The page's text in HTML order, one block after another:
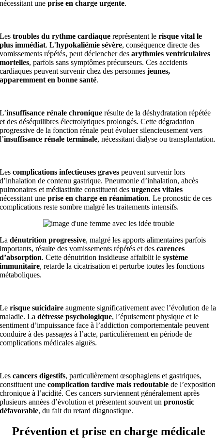
nécessitant uneprise en charge urgente.
Lestroubles du rythme cardiaque représentent lerisque vital le
plus immédiat. L’hypokaliémie sévère, conséquence directe des
vomissements répétés, peut déclencher desarythmies ventriculaires
mortelles, parfois sans symptômes précurseurs. Ces accidents
cardiaques peuvent survenir chez des personnesjeunes,
apparemment en bonne santé.
L’insuffisance rénale chronique résulte de la déshydratation répétée
et des déséquilibres électrolytiques prolongés. Cette dégradation
progressive de la fonction rénale peut évoluer silencieusement vers
l’insuffisance rénale terminale, nécessitant dialyse ou transplantation.
Lescomplications infectieuses graves peuvent survenir lors
d’inhalation de contenu gastrique. Pneumonie d’inhalation, abcès
pulmonaires et médiastinite constituent desurgences vitales
nécessitant uneprise en charge en réanimation. Le pronostic de ces
complications reste sombre malgré les traitements intensifs.
Ladénutrition progressive, malgré les apports alimentaires parfois
importants, résulte des vomissements répétés et descarences
d’absorption. Cette dénutrition insidieuse affaiblit lesystème
immunitaire, retarde la cicatrisation et perturbe toutes les fonctions
métaboliques.
Lerisque suicidaire augmente significativement avec l’évolution de la
maladie. Ladétresse psychologique, l’épuisement physique et le
sentiment d’impuissance face à l’addiction comportementale peuvent
conduire à des passages à l’acte, particulièrement en période de
complications médicales aiguës.
Lescancers digestifs, particulièrement œsophagiens et gastriques,
constituent unecomplication tardive mais redoutable de l’exposition
chronique à l’acidité. Ces cancers surviennent généralement après
plusieurs années d’évolution et présentent souvent unpronostic
défavorable, du fait du retard diagnostique.
Prévention et prise en charge médicale